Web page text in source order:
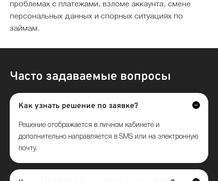
проблемах с платежами, взломе аккаунта, смене
персональных данных и спорных ситуациях по
займам.
Часто задаваемые вопросы
Как узнать решение по заявке?
Решение отображается в личном кабинете и
дополнительно направляется в SMS или на электронную
почту.